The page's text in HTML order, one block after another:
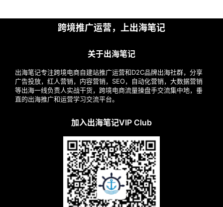
拆
盘
手
C
跨境推广运营，上出海笔记
关于出海笔记
出海笔记专注跨境电商自建站推广运营和D2C品牌出海社群，分享
广告投放，红人营销，内容营销，SEO，自动化营销，大数据营销
等出海一线负责人实战干货，跨境电商流量操盘手交流集中地，垂
直的出海推广和运营学习交流平台。
加入出海笔记VIP Club